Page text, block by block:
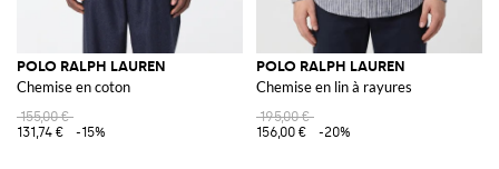
POLO RALPH LAUREN
Chemise en coton
155,00 €
131,74 €
-15%
POLO RALPH LAUREN
Chemise en lin à rayures
195,00 €
156,00 €
-20%